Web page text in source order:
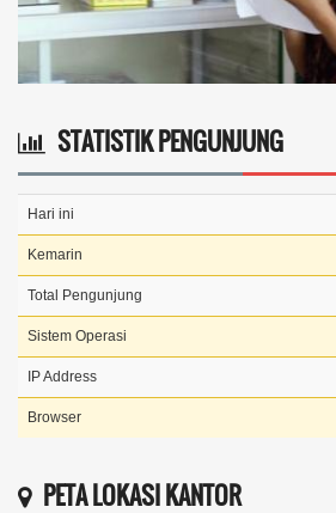
STATISTIK PENGUNJUNG
Hari ini
Kemarin
Total Pengunjung
Sistem Operasi
IP Address
Browser
PETA LOKASI KANTOR